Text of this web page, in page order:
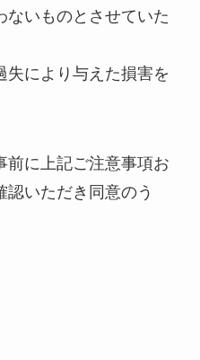
ないものとさせていた
失により与えた損害を
前に上記ご注意事項お
認いただき同意のう